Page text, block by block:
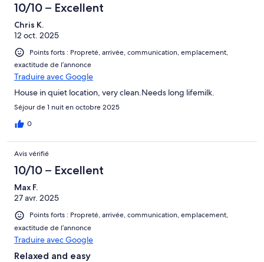
10/10 – Excellent
Chris K.
12 oct. 2025
Points forts : Propreté, arrivée, communication, emplacement,
exactitude de l’annonce
Traduire avec Google
House in quiet location, very clean.Needs long lifemilk.
Séjour de 1 nuit en octobre 2025
0
Avis vérifié
10/10 – Excellent
Max F.
27 avr. 2025
Points forts : Propreté, arrivée, communication, emplacement,
exactitude de l’annonce
Traduire avec Google
Relaxed and easy